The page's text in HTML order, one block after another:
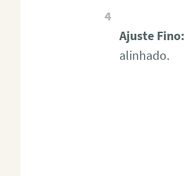
Ajuste Fino:
alinhado.